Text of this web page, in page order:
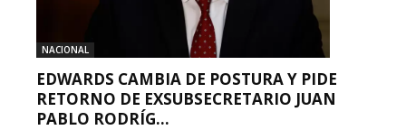
NACIONAL
EDWARDS CAMBIA DE POSTURA Y PIDE
RETORNO DE EXSUBSECRETARIO JUAN
PABLO RODRÍG...